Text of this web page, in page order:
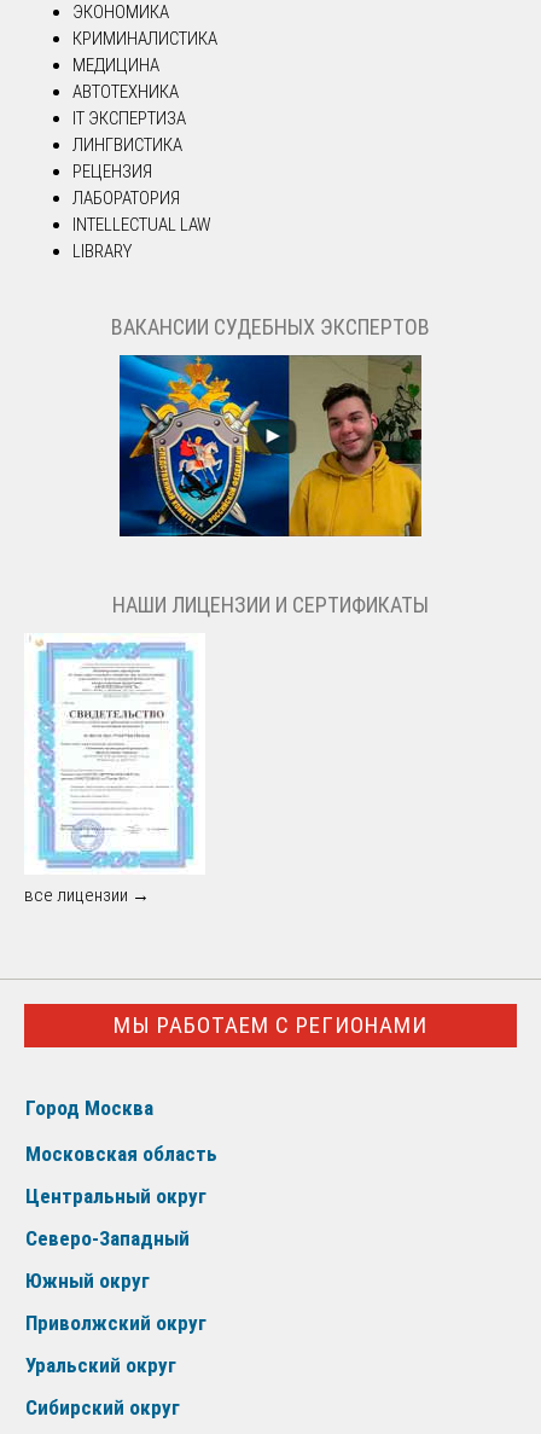
ЭКОНОМИКА
КРИМИНАЛИСТИКА
МЕДИЦИНА
АВТОТЕХНИКА
IT ЭКСПЕРТИЗА
ЛИНГВИСТИКА
РЕЦЕНЗИЯ
ЛАБОРАТОРИЯ
INTELLECTUAL LAW
LIBRARY
ВАКАНСИИ СУДЕБНЫХ ЭКСПЕРТОВ
НАШИ ЛИЦЕНЗИИ И СЕРТИФИКАТЫ
все лицензии →
МЫ РАБОТАЕМ С РЕГИОНАМИ
Город Москва
Московская область
Центральный округ
Северо-Западный
Южный округ
Приволжский округ
Уральский округ
Сибирский округ